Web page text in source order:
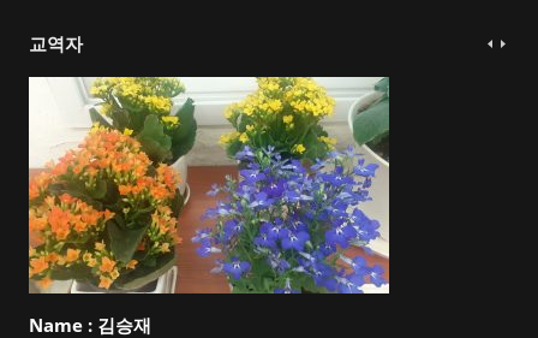
교역자
Name : 김승재